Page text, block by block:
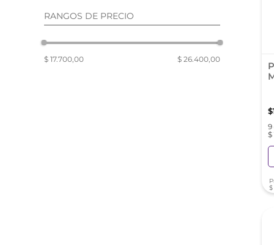
RANGOS DE PRECIO
$ 17.700,00 $ 26.400,00
$
9
$
$